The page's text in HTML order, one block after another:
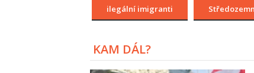
ilegální imigranti
KAM DÁL?